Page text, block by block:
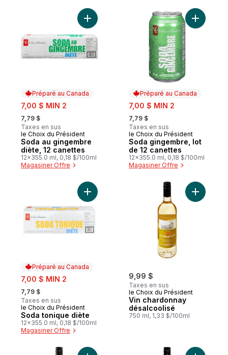
Préparé au Canada
sale:
7,00 $ MIN 2
, formerly:
7,79 $
Taxes en sus
Préparé au Canada
le Choix du Président
Soda au gingembre
diète, 12 canettes
12x355.0 ml, 0,18 $/100ml
Magasiner Offre
Ajouter Soda au gingembre diète, 12
Préparé au Canada
sale:
7,00 $ MIN 2
, formerly:
7,79 $
Taxes en sus
Préparé au Canada
le Choix du Président
Soda gingembre, lot
de 12 canettes
12x355.0 ml, 0,18 $/100ml
Magasiner Offre
Ajouter
Préparé au Canada
sale:
7,00 $ MIN 2
, formerly:
7,79 $
Taxes en sus
Préparé au Canada
le Choix du Président
Soda tonique diète
12x355.0 ml, 0,18 $/100ml
Magasiner Offre
Ajouter Soda tonique diète au panier
9,99 $
Taxes en sus
le Choix du Président
Vin chardonnay
désalcoolisé
750 ml, 1,33 $/100ml
Ajouter